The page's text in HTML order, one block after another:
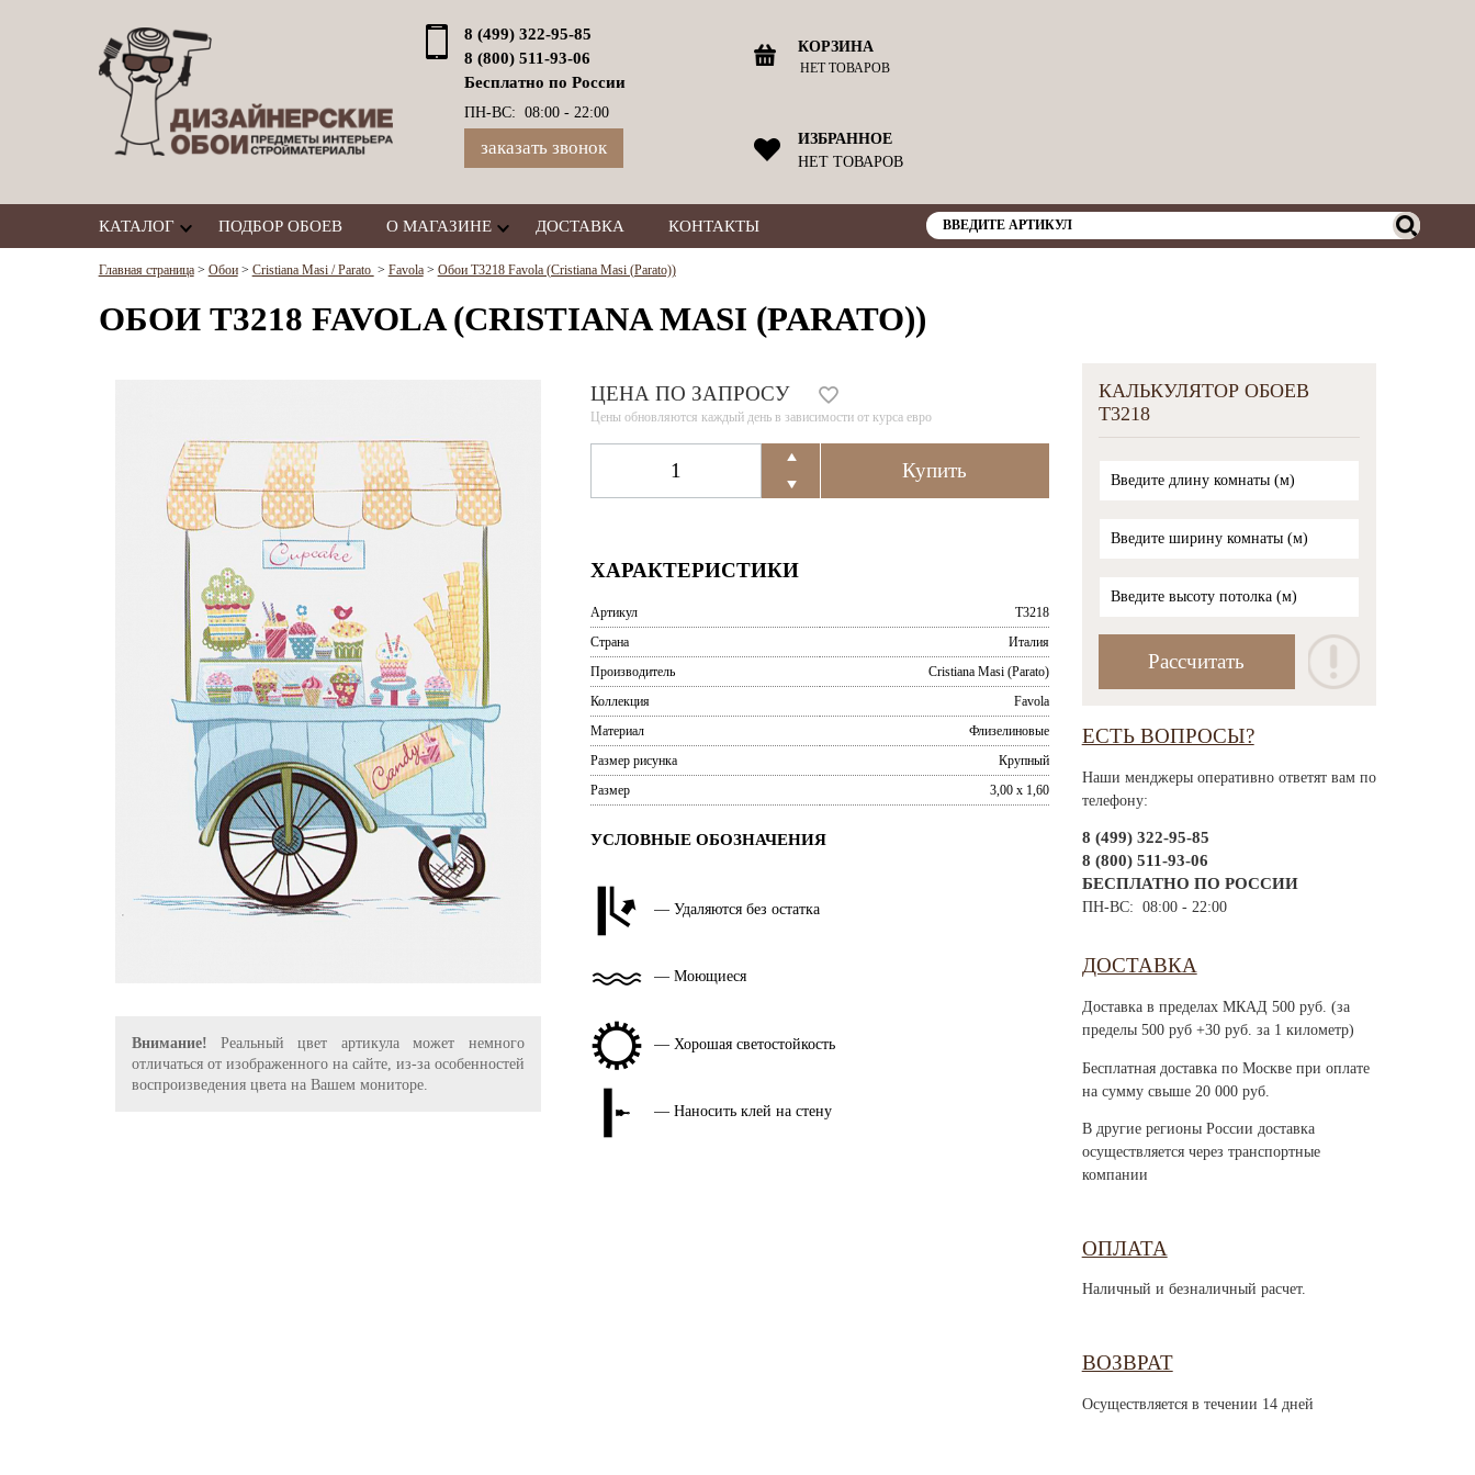
8 (499) 322-95-85
8 (800) 511-93-06
Бесплатно по России
ПН-ВС: 08:00 - 22:00
заказать звонок
КОРЗИНА
НЕТ ТОВАРОВ
ИЗБРАННОЕ
НЕТ ТОВАРОВ
КАТАЛОГ ПОДБОР ОБОЕВ О МАГАЗИНЕ ДОСТАВКА КОНТАКТЫ
Главная страница> Обои> Cristiana Masi / Parato > Favola> Обои T3218 Favola (Cristiana Masi (Parato))
ОБОИ T3218 FAVOLA (CRISTIANA MASI (PARATO))
Внимание! Реальный цвет артикула может немного
отличаться от изображенного на сайте, из-за особенностей
воспроизведения цвета на Вашем мониторе.
ЦЕНА ПО ЗАПРОСУ
Цены обновляются каждый день в зависимости от курса евро
ХАРАКТЕРИСТИКИ
Артикул
T3218
Страна
Италия
Производитель
Cristiana Masi (Parato)
Коллекция
Favola
Материал
Флизелиновые
Размер рисунка
Крупный
Размер
3,00 x 1,60
УСЛОВНЫЕ ОБОЗНАЧЕНИЯ
— Удаляются без остатка
— Моющиеся
— Хорошая светостойкость
— Наносить клей на стену
КАЛЬКУЛЯТОР ОБОЕВ
T3218
ЕСТЬ ВОПРОСЫ?
Наши менджеры оперативно ответят вам по
телефону:
8 (499) 322-95-85
8 (800) 511-93-06
БЕСПЛАТНО ПО РОССИИ
ПН-ВС: 08:00 - 22:00
ДОСТАВКА
Доставка в пределах МКАД 500 руб. (за
пределы 500 руб +30 руб. за 1 километр)
Бесплатная доставка по Москве при оплате
на сумму свыше 20 000 руб.
В другие регионы России доставка
осуществляется через транспортные
компании
ОПЛАТА
Наличный и безналичный расчет.
ВОЗВРАТ
Осуществляется в течении 14 дней